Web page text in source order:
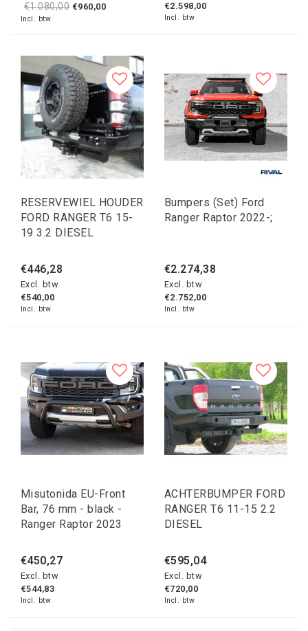
€1.080,00 €960,00
Incl. btw
€2.598,00
Incl. btw
RESERVEWIEL HOUDER
FORD RANGER T6 15-
19 3.2 DIESEL
€446,28
Excl. btw
€540,00
Incl. btw
Bumpers (Set) Ford
Ranger Raptor 2022-;
€2.274,38
Excl. btw
€2.752,00
Incl. btw
Misutonida EU-Front
Bar, 76 mm - black -
Ranger Raptor 2023
€450,27
Excl. btw
€544,83
Incl. btw
ACHTERBUMPER FORD
RANGER T6 11-15 2.2
DIESEL
€595,04
Excl. btw
€720,00
Incl. btw